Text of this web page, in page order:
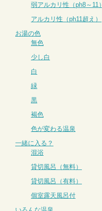
弱アルカリ性（ph8～11）
アルカリ性（ph11超え）
お湯の色
無色
少し白
白
緑
黒
褐色
色が変わる温泉
一緒に入る？
混浴
貸切風呂（無料）
貸切風呂（有料）
個室露天風呂付